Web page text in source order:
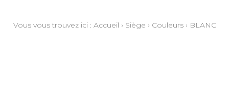
Vous vous trouvez ici : Accueil › Siège › Couleurs› BLANC